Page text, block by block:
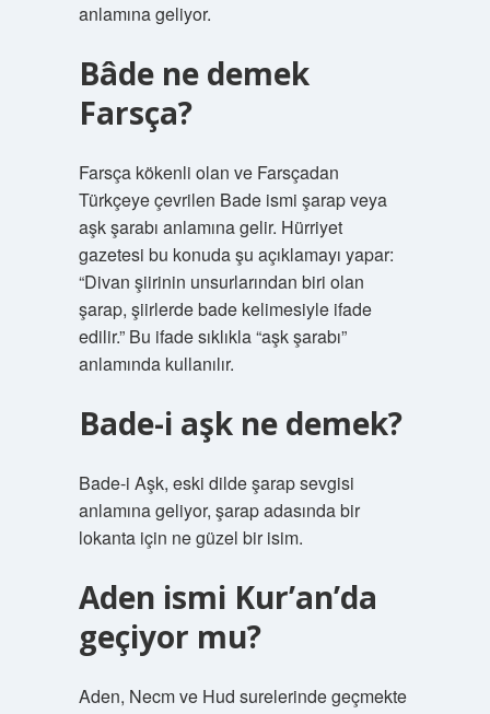
anlamına geliyor.
Bâde ne demek
Farsça?
Farsça kökenli olan ve Farsçadan
Türkçeye çevrilen Bade ismi şarap veya
aşk şarabı anlamına gelir. Hürriyet
gazetesi bu konuda şu açıklamayı yapar:
“Divan şiirinin unsurlarından biri olan
şarap, şiirlerde bade kelimesiyle ifade
edilir.” Bu ifade sıklıkla “aşk şarabı”
anlamında kullanılır.
Bade-i aşk ne demek?
Bade-i Aşk, eski dilde şarap sevgisi
anlamına geliyor, şarap adasında bir
lokanta için ne güzel bir isim.
Aden ismi Kur’an’da
geçiyor mu?
Aden, Necm ve Hud surelerinde geçmekte